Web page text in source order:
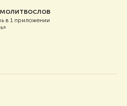
в 1 приложении